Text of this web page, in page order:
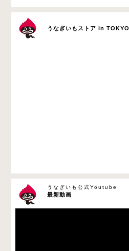
うなぎいもストア in TOKYO
最新動画
うなぎいも公式Youtube